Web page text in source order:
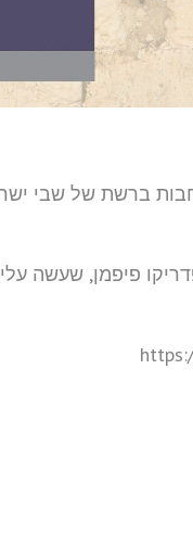
ברשת של שבי
פיפמן, שעשה